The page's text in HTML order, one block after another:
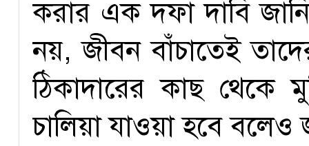
করার এক দফা দাবি
নয়, জীবন বাঁচাতেই
ঠিকাদারের কাছ থেকে
চালিয়া যাওয়া হবে বলেও